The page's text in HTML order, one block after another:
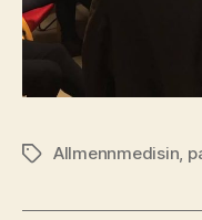
StikkordAllmennmedisin,